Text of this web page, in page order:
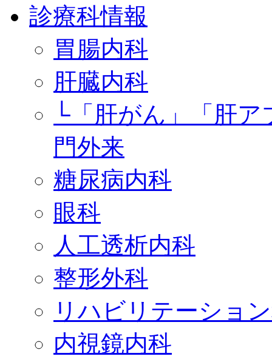
診療科情報
胃腸内科
肝臓内科
└「肝がん」「肝
門外来
糖尿病内科
眼科
人工透析内科
整形外科
リハビリテーショ
内視鏡内科